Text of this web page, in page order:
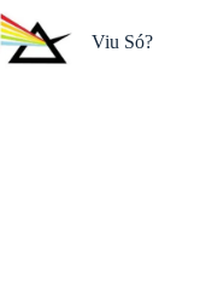
Pular
para
o
Viu Só?